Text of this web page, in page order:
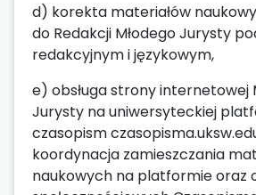
d) korekta materiałów
do Redakcji Młodego Jurysty
redakcyjnym i językowym,
e) obsługa strony internetowej
Jurysty na uniwersyteckiej
czasopism
koordynacja zamieszczania
naukowych na platformie oraz